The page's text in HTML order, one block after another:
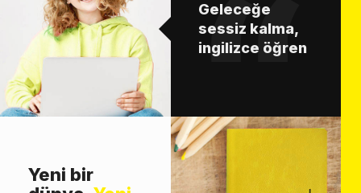
Geleceğe
sessiz kalma,
ingilizce öğren
Yeni bir